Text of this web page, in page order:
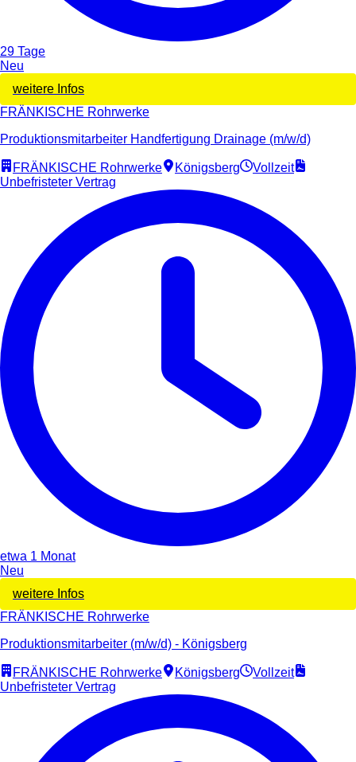
29 Tage
Neu
weitere Infos
FRÄNKISCHE Rohrwerke
Produktionsmitarbeiter Handfertigung Drainage (m/w/d)
FRÄNKISCHE Rohrwerke Königsberg
Vollzeit
Unbefristeter Vertrag
etwa 1 Monat
Neu
weitere Infos
FRÄNKISCHE Rohrwerke
Produktionsmitarbeiter (m/w/d) - Königsberg
FRÄNKISCHE Rohrwerke Königsberg
Vollzeit
Unbefristeter Vertrag